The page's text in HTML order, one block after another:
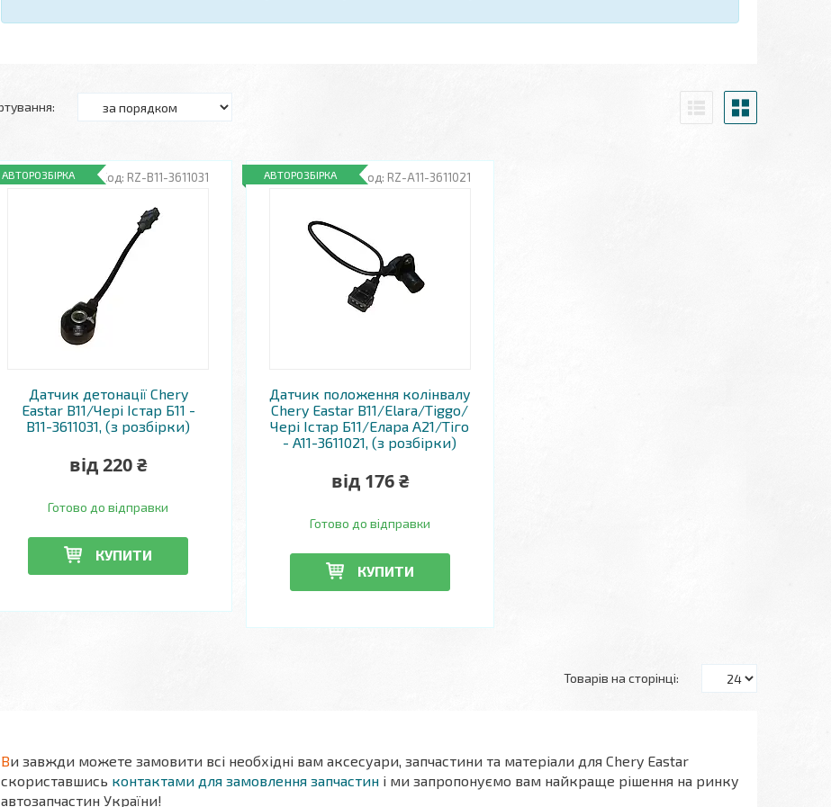
RZ-B11-3611031
АВТОРОЗБІРКА
Датчик детонації Chery
Eastar B11/Чері Істар Б11 -
B11-3611031, (з розбірки)
від 220 ₴
Готово до відправки
КУПИТИ
RZ-A11-3611021
АВТОРОЗБІРКА
Датчик положення колінвалу
Chery Eastar B11/Elara/Tiggo/
Чері Істар Б11/Елара А21/Тіго
- A11-3611021, (з розбірки)
від 176 ₴
Готово до відправки
КУПИТИ
Ви завжди можете замовити всі необхідні вам аксесуари, запчастини та матеріали для Chery Eastar
скориставшись контактами для замовлення запчастин і ми запропонуємо вам найкраще рішення на ринку
автозапчастин України!